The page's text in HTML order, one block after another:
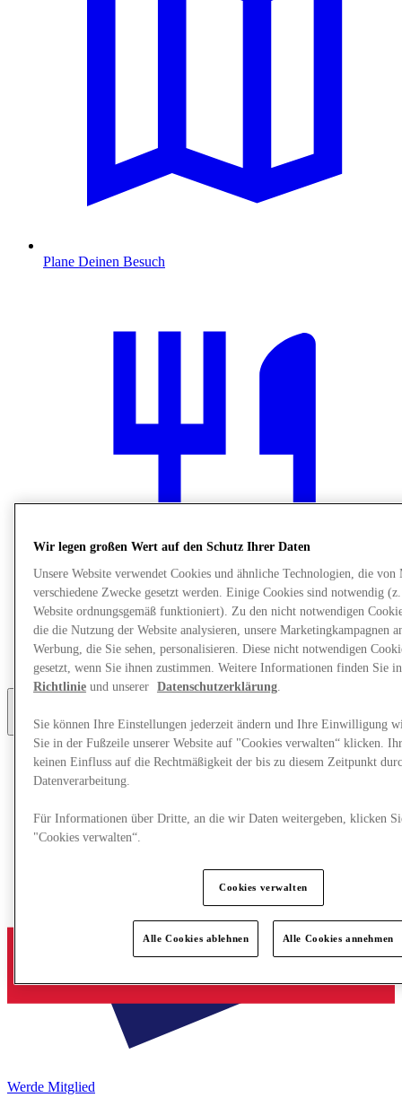
Plane Deinen Besuch
Restaurants
Geschenkkarte
Unsere Services
Mehr
Werde Mitglied
Wir legen großen Wert auf den Schutz Ihrer Daten
Unsere Website verwendet Cookies und ähnliche Technologien, die
verschiedene Zwecke gesetzt werden. Einige Cookies sind notwendig
Website ordnungsgemäß funktioniert). Zu den nicht notwendigen
die die Nutzung der Website analysieren, unsere Marketingkampagnen
Werbung, die Sie sehen, personalisieren. Diese nicht notwendigen
gesetzt, wenn Sie ihnen zustimmen. Weitere Informationen finden Sie
Richtlinieund unserer Datenschutzerklärung.
Sie können Ihre Einstellungen jederzeit ändern und Ihre Einwilligung
Sie in der Fußzeile unserer Website auf "Cookies verwalten“ klicken.
keinen Einfluss auf die Rechtmäßigkeit der bis zu diesem Zeitpunkt
Datenverarbeitung.
Für Informationen über Dritte, an die wir Daten weitergeben, klicken
"Cookies verwalten“.
Cookies verwalten
Alle Cookies ablehnen Alle Cookies annehmen